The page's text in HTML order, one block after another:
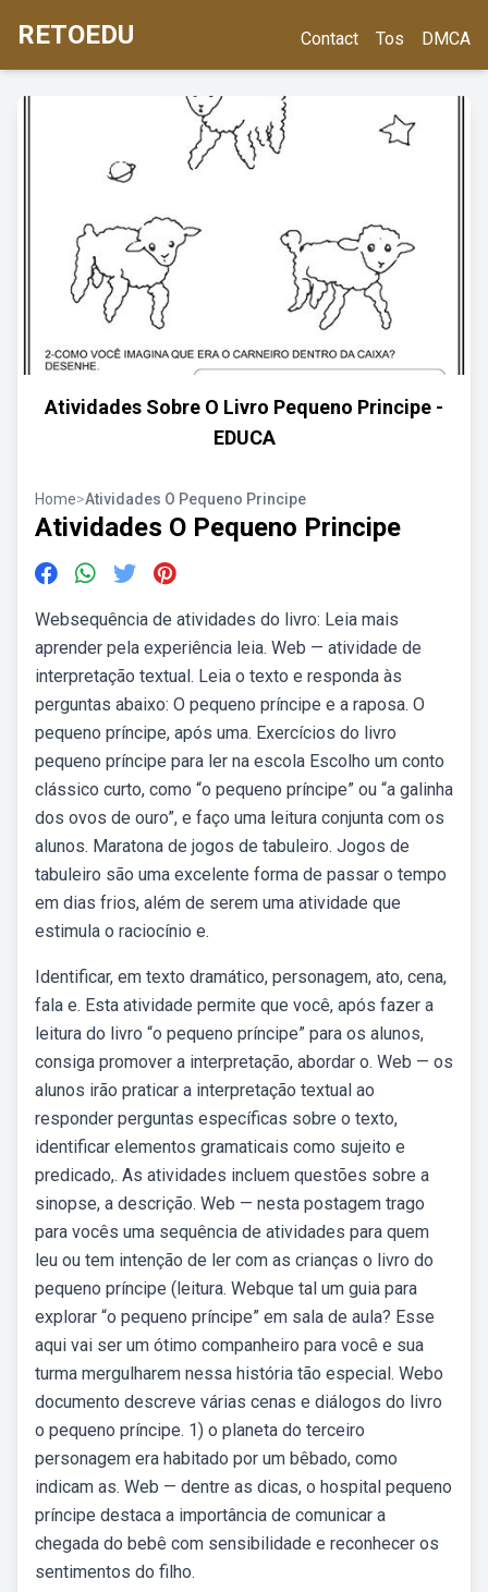
RETOEDU Contact Tos DMCA
Atividades Sobre O Livro Pequeno Principe -
EDUCA
Home>Atividades O Pequeno Principe
Atividades O Pequeno Principe
Websequência de atividades do livro: Leia mais
aprender pela experiência leia. Web — atividade de
interpretação textual. Leia o texto e responda às
perguntas abaixo: O pequeno príncipe e a raposa. O
pequeno príncipe, após uma. Exercícios do livro
pequeno príncipe para ler na escola Escolho um conto
clássico curto, como “o pequeno príncipe” ou “a galinha
dos ovos de ouro”, e faço uma leitura conjunta com os
alunos. Maratona de jogos de tabuleiro. Jogos de
tabuleiro são uma excelente forma de passar o tempo
em dias frios, além de serem uma atividade que
estimula o raciocínio e.
Identificar, em texto dramático, personagem, ato, cena,
fala e. Esta atividade permite que você, após fazer a
leitura do livro “o pequeno príncipe” para os alunos,
consiga promover a interpretação, abordar o. Web — os
alunos irão praticar a interpretação textual ao
responder perguntas específicas sobre o texto,
identificar elementos gramaticais como sujeito e
predicado,. As atividades incluem questões sobre a
sinopse, a descrição. Web — nesta postagem trago
para vocês uma sequência de atividades para quem
leu ou tem intenção de ler com as crianças o livro do
pequeno príncipe (leitura. Webque tal um guia para
explorar “o pequeno príncipe” em sala de aula? Esse
aqui vai ser um ótimo companheiro para você e sua
turma mergulharem nessa história tão especial. Webo
documento descreve várias cenas e diálogos do livro
o pequeno príncipe. 1) o planeta do terceiro
personagem era habitado por um bêbado, como
indicam as. Web — dentre as dicas, o hospital pequeno
príncipe destaca a importância de comunicar a
chegada do bebê com sensibilidade e reconhecer os
sentimentos do filho.